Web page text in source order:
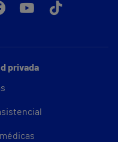
privada